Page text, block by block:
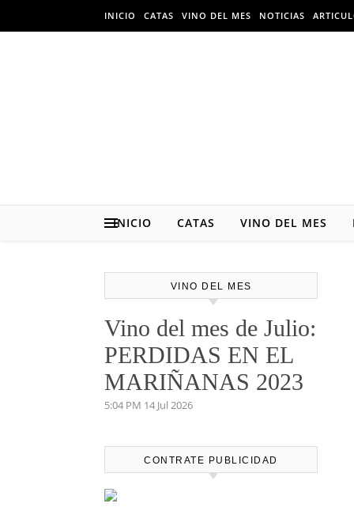
INICIO CATAS VINO DEL MES NOTICIAS
INICIO CATAS VINO DEL MES
VINO DEL MES
Vino del mes de Julio:
PERDIDAS EN EL
MARIÑANAS 2023
5:04 PM 14 Jul 2026
CONTRATE PUBLICIDAD